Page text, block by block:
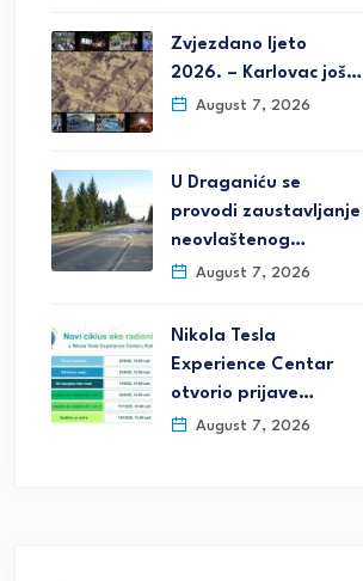
Zvjezdano ljeto
2026. – Karlovac još…
August 7, 2026
U Draganiću se
provodi zaustavljanje
neovlaštenog…
August 7, 2026
Nikola Tesla
Experience Centar
otvorio prijave…
August 7, 2026